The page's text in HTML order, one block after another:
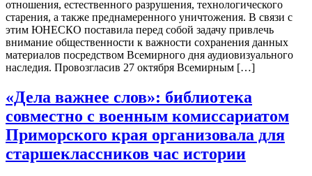
отношения, естественного разрушения, технологического
старения, а также преднамеренного уничтожения. В связи с
этим ЮНЕСКО поставила перед собой задачу привлечь
внимание общественности к важности сохранения данных
материалов посредством Всемирного дня аудиовизуального
наследия. Провозгласив 27 октября Всемирным […]
«Дела важнее слов»: библиотека
совместно с военным комиссариатом
Приморского края организовала для
старшеклассников час истории